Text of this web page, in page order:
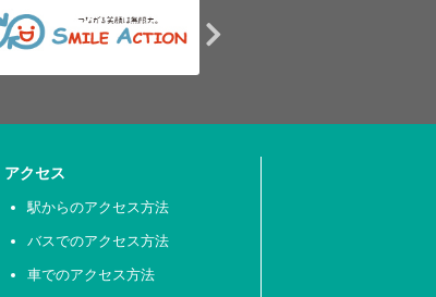
アクセス
駅からのアクセス方法
バスでのアクセス方法
車でのアクセス方法